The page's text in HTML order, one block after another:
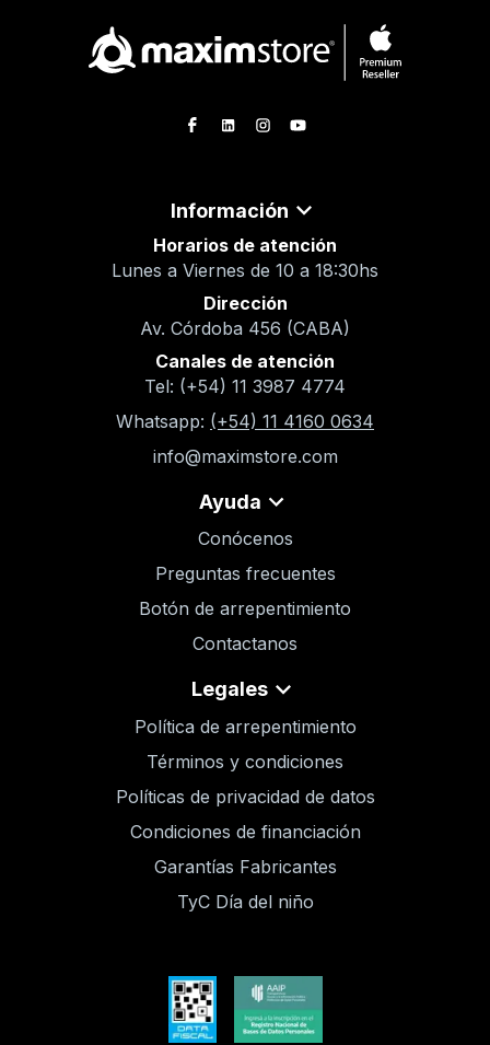
Información
Horarios de atención
Lunes a Viernes de 10 a 18:30hs
Dirección
Av. Córdoba 456 (CABA)
Canales de atención
Tel: (+54) 11 3987 4774
Whatsapp: (+54) 11 4160 0634
info@maximstore.com
Ayuda
Conócenos
Preguntas frecuentes
Botón de arrepentimiento
Contactanos
Legales
Política de arrepentimiento
Términos y condiciones
Políticas de privacidad de datos
Condiciones de financiación
Garantías Fabricantes
TyC Día del niño